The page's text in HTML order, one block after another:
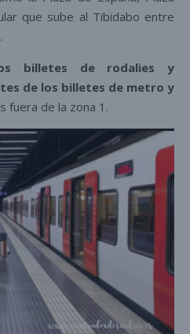
que sube al Tibidabo entre
billetes de rodalies y
de los billetes de metro y
fuera de la zona 1.